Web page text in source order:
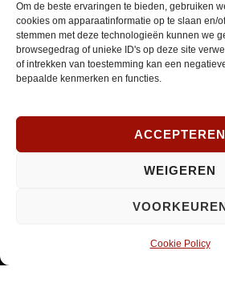
Om de beste ervaringen te bieden, gebruiken
cookies om apparaatinformatie op te slaan en/
stemmen met deze technologieën kunnen we
browsegedrag of unieke ID's op deze site
of intrekken van toestemming kan een
bepaalde kenmerken en functies.
ACCEPTEREN
WEIGEREN
Cookie Policy
E-
mailadres
*
Verplicht
SOCIAL MEDIA